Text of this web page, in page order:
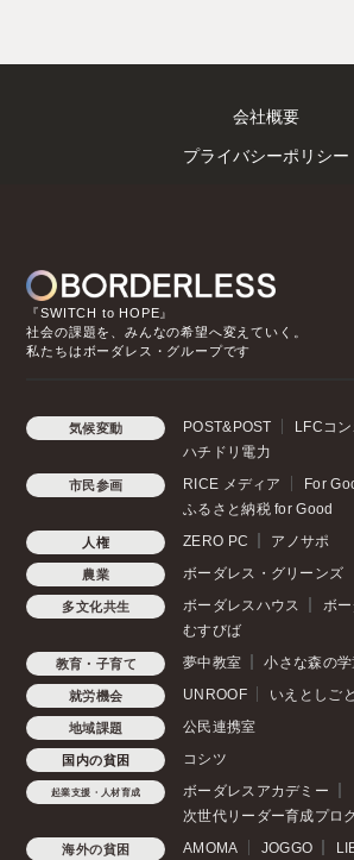
会社概要
プライバシーポリシー
『SWITCH to HOPE』
社会の課題を、みんなの希望へ変えていく。
私たちはボーダレス・グループです
気候変動 POST&POST
LFCコン
ハチドリ電力
市民参画 RICE メディア
For
ふるさと納税 for Good
人権 ZERO PC アノサポ
農業 ボーダレス・グリーンズ
多文化共生 ボーダレスハウス
ボ
むすびば
教育・子育て 夢中教室 小さな森の学
就労機会 UNROOF いえとしごと
地域課題 公民連携室
国内の貧困 コシツ
起業支援・人材育成
ボーダレスアカデミー
次世代リーダー育成プロ
海外の貧困 AMOMA JOGGO